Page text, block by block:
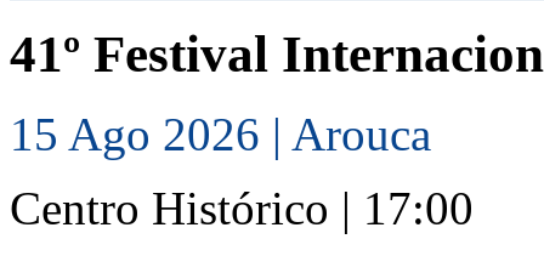
41º Festival
15 Ago 2026 | Arouca
Centro Histórico | 17:00